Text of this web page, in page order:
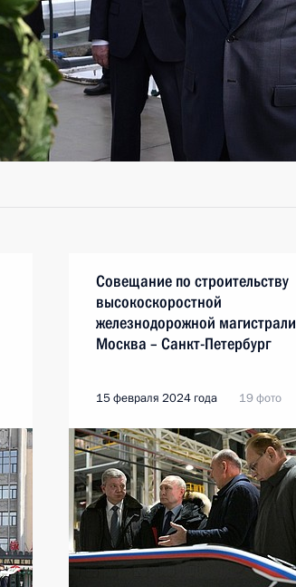
Совещание по строительству
высокоскоростной
железнодорожной магистрали
Москва – Санкт-Петербург
15 февраля 2024 года 19 фото